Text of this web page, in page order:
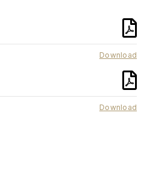
Download
Download